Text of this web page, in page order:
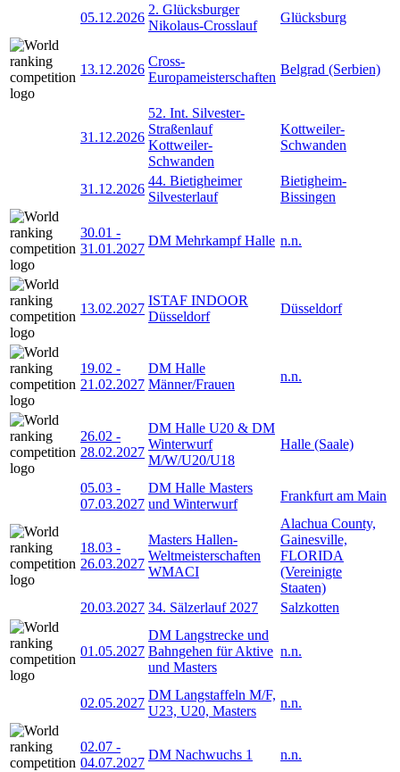
05.12.2026
2. Glücksburger
Nikolaus-Crosslauf
Glücksburg
13.12.2026
Cross-
Europameisterschaften
Belgrad (Serbien)
31.12.2026
52. Int. Silvester-
Straßenlauf
Kottweiler-
Schwanden
Kottweiler-
Schwanden
31.12.2026
44. Bietigheimer
Silvesterlauf
Bietigheim-
Bissingen
30.01 -
31.01.2027
DM Mehrkampf Halle n.n.
13.02.2027
ISTAF INDOOR
Düsseldorf
Düsseldorf
19.02 -
21.02.2027
DM Halle
Männer/Frauen
n.n.
26.02 -
28.02.2027
DM Halle U20 & DM
Winterwurf
M/W/U20/U18
Halle (Saale)
05.03 -
07.03.2027
DM Halle Masters
und Winterwurf
Frankfurt am Main
18.03 -
26.03.2027
Masters Hallen-
Weltmeisterschaften
WMACI
Alachua County,
Gainesville,
FLORIDA
(Vereinigte
Staaten)
20.03.2027 34. Sälzerlauf 2027 Salzkotten
01.05.2027
DM Langstrecke und
Bahngehen für Aktive
und Masters
n.n.
02.05.2027
DM Langstaffeln M/F,
U23, U20, Masters
n.n.
02.07 -
04.07.2027
DM Nachwuchs 1 n.n.